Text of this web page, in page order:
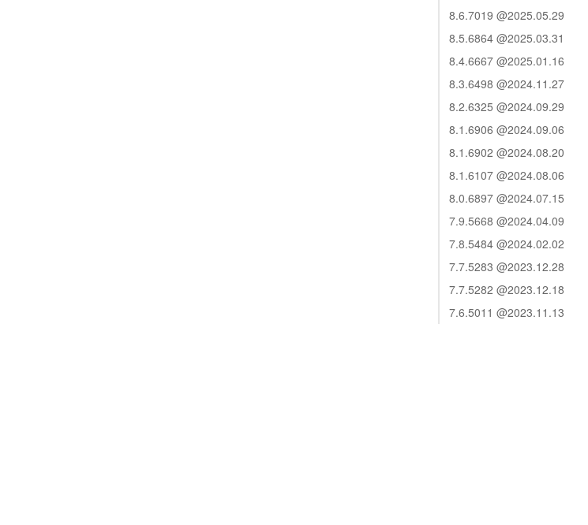
8.6.7019 @2025.05.29
8.5.6864 @2025.03.31
8.4.6667 @2025.01.16
8.3.6498 @2024.11.27
8.2.6325 @2024.09.29
8.1.6906 @2024.09.06
8.1.6902 @2024.08.20
8.1.6107 @2024.08.06
8.0.6897 @2024.07.15
7.9.5668 @2024.04.09
7.8.5484 @2024.02.02
7.7.5283 @2023.12.28
7.7.5282 @2023.12.18
7.6.5011 @2023.11.13